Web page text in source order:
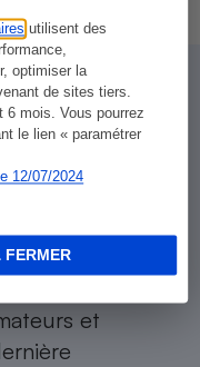
utilisent des
optimiser la
de sites tiers.
6 mois. Vous pourrez
le lien « paramétrer
12/07/2024
FERMER
test lave-
afin de
et